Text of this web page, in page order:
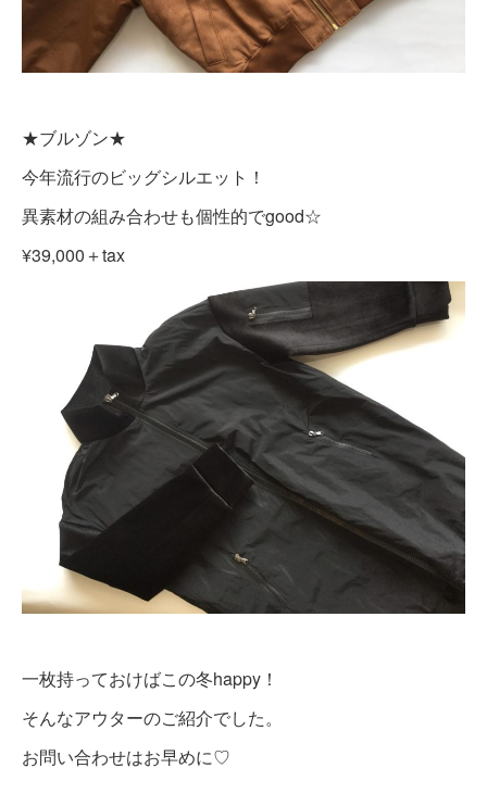
★ブルゾン★
今年流行のビッグシルエット！
異素材の組み合わせも個性的でgood☆
¥39,000＋tax
一枚持っておけばこの冬happy！
そんなアウターのご紹介でした。
お問い合わせはお早めに♡